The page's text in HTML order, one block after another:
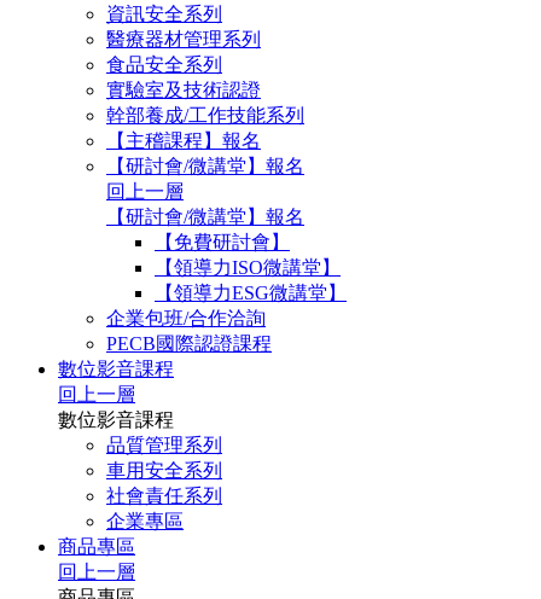
資訊安全系列
醫療器材管理系列
食品安全系列
實驗室及技術認證
幹部養成/工作技能系列
【主稽課程】報名
【研討會/微講堂】報名
回上一層
【研討會/微講堂】報名
【免費研討會】
【領導力ISO微講堂】
【領導力ESG微講堂】
企業包班/合作洽詢
PECB國際認證課程
數位影音課程
回上一層
數位影音課程
品質管理系列
車用安全系列
社會責任系列
企業專區
商品專區
回上一層